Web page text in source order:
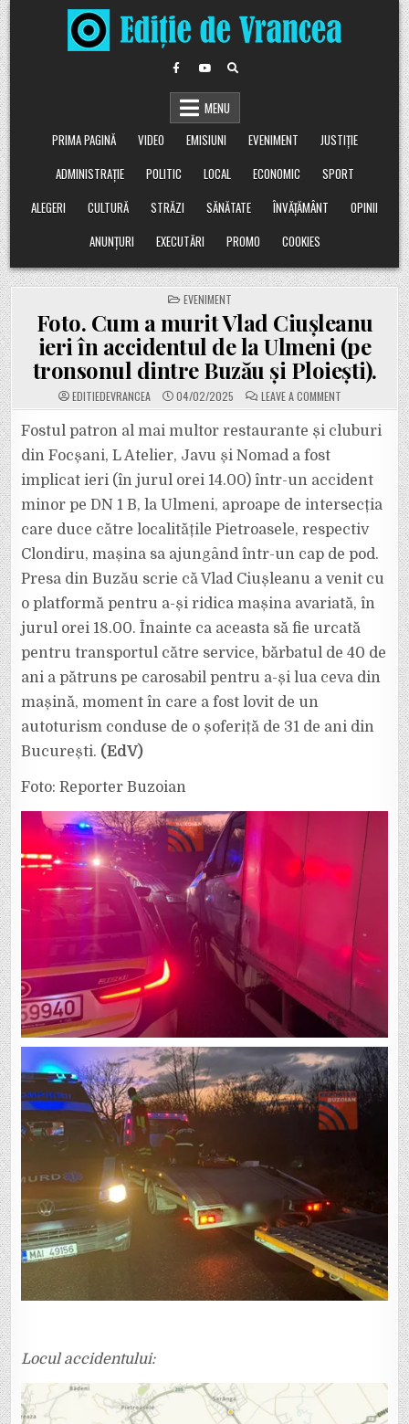
Skip
to
content
MENU
PRIMA PAGINĂ
VIDEO EMISIUNI EVENIMENT
JUSTIȚIE
ADMINISTRAȚIE
POLITIC LOCAL ECONOMIC
SPORT
ALEGERI
CULTURĂ STRĂZI SĂNĂTATE ÎNVĂȚĂMÂNT
OPINII
ANUNȚURI
EXECUTĂRI PROMO COOKIES
POSTED
IN
EVENIMENT
Foto. Cum a murit Vlad Ciușleanu
ieri în accidentul de la Ulmeni (pe
tronsonul dintre Buzău și Ploiești).
EDITIEDEVRANCEA 04/02/2025 LEAVE A COMMENT
FOTO.
A
MURIT
IERI
ÎN
DE
ULMENI
(PE
TRONSONUL
DINTRE
BUZĂU
ȘI
Fostul patron al mai multor restaurante și cluburi
din Focșani, L Atelier, Javu și Nomad a fost
implicat ieri (în jurul orei 14.00) într-un accident
minor pe DN 1 B, la Ulmeni, aproape de intersecția
care duce către localitățile Pietroasele, respectiv
Clondiru, mașina sa ajungând într-un cap de pod.
Presa din Buzău scrie că Vlad Ciușleanu a venit cu
o platformă pentru a-și ridica mașina avariată, în
jurul orei 18.00. Înainte ca aceasta să fie urcată
pentru transportul către service, bărbatul de 40 de
ani a pătruns pe carosabil pentru a-și lua ceva din
mașină, moment în care a fost lovit de un
autoturism conduse de o șoferiță de 31 de ani din
București. (EdV)
Foto: Reporter Buzoian
Locul accidentului: